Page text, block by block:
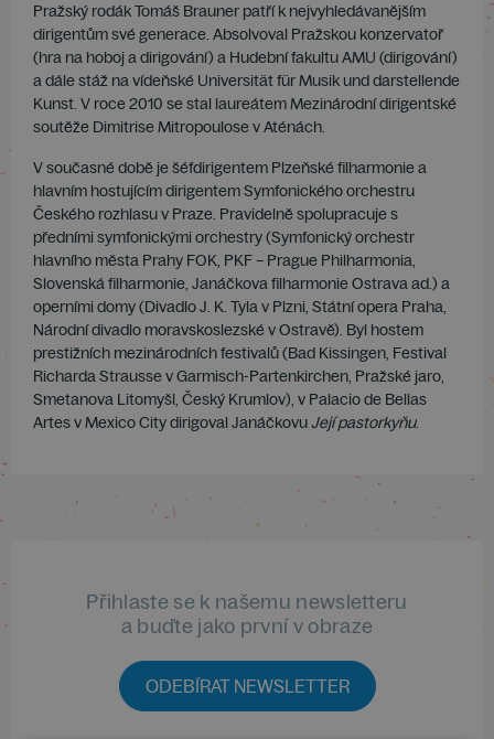
Pražský rodák Tomáš Brauner patří k nejvyhledávanějším
dirigentům své generace. Absolvoval Pražskou konzervatoř
(hra na hoboj a dirigování) a Hudební fakultu AMU (dirigo­vání)
a dále stáž na vídeňské Universität für Musik und dars­tellende
Kunst. V roce 2010 se stal laureátem Mezinárodní dirigentské
soutěže Dimitrise Mitropoulose v Aténách.
V sou­časné době je šéfdirigentem Plzeňské filharmonie a
hlav­ním hostujícím dirigentem Symfonického orchestru
Českého rozhlasu v Praze. Pravidelně spolupracuje s
předními sym­fonickými orchestry (Symfonický orchestr
hlavního města Prahy FOK, PKF – Prague Philharmonia,
Slovenská filharmo­nie, Janáčkova filharmonie Ostrava ad.) a
operními domy (Divadlo J. K. Tyla v Plzni, Státní opera Praha,
Národní divadlo moravskoslezské v Ostravě). Byl hostem
prestižních meziná­rodních festivalů (Bad Kissingen, Festival
Richarda Strausse v Garmisch-Partenkirchen, Pražské jaro,
Smetanova Litomyšl, Český Krumlov), v Palacio de Bellas
Artes v Mexico City dirigo­val JanáčkovuJejí pastorkyňu.
Přihlaste se k našemu newsletteru
a buďte jako první v obraze
ODEBÍRAT NEWSLETTER